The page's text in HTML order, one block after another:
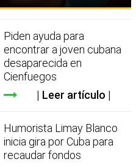
Piden ayuda para
encontrar a joven cubana
desaparecida en
Cienfuegos
Leer artículo
Humorista Limay Blanco
inicia gira por Cuba para
recaudar fondos